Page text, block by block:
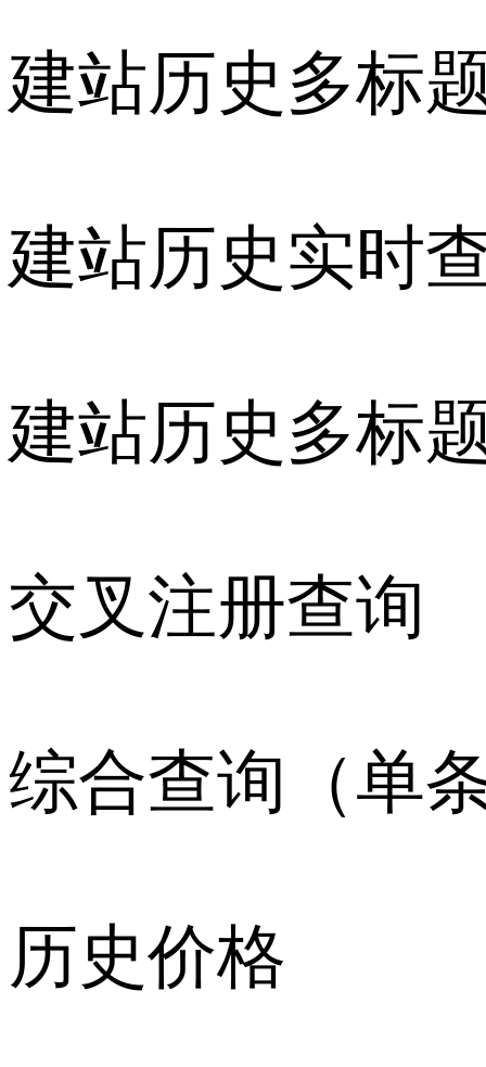
建站历史多标
建站历史实时
建站历史多标
交叉注册查询
综合查询（单
历史价格